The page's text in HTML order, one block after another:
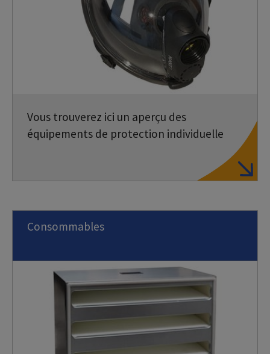
Vous trouverez ici un aperçu des
équipements de protection individuelle
Consommables